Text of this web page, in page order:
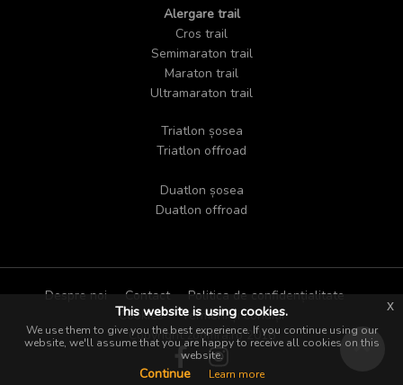
Alergare trail
Cros trail
Semimaraton trail
Maraton trail
Ultramaraton trail
Triatlon șosea
Triatlon offroad
Duatlon șosea
Duatlon offroad
Despre noi Contact
Politica de confidențialitate
Cookies
Termeni și condiții
Copyright zoomra.ro 2018
This website is using cookies.
We use them to give you the best experience. If you continue using our
website, we'll assume that you are happy to receive all cookies on this
website.
Continue Learn more
x